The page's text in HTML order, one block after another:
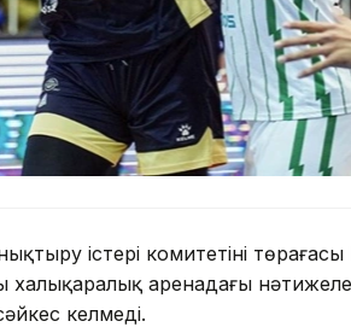
істері комитетінің төрағасы
халықаралық аренадағы
келмеді.